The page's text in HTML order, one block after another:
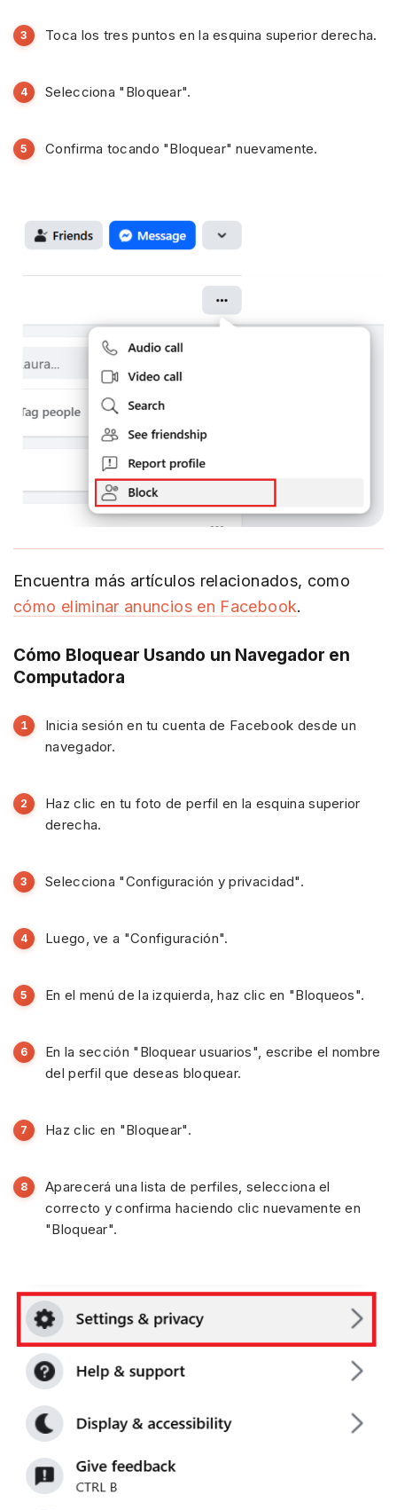
Toca los tres puntos en la esquina superior derecha.
Selecciona "Bloquear".
Confirma tocando "Bloquear" nuevamente.
Encuentra más artículos relacionados, como
cómo eliminar anuncios en Facebook.
Cómo Bloquear Usando un Navegador en
Computadora
Inicia sesión en tu cuenta de Facebook desde un
navegador.
Haz clic en tu foto de perfil en la esquina superior
derecha.
Selecciona "Configuración y privacidad".
Luego, ve a "Configuración".
En el menú de la izquierda, haz clic en "Bloqueos".
En la sección "Bloquear usuarios", escribe el nombre
del perfil que deseas bloquear.
Haz clic en "Bloquear".
Aparecerá una lista de perfiles, selecciona el
correcto y confirma haciendo clic nuevamente en
"Bloquear".